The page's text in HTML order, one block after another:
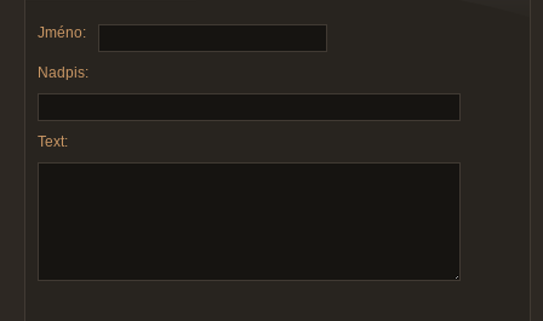
Jméno:
Nadpis:
Text: